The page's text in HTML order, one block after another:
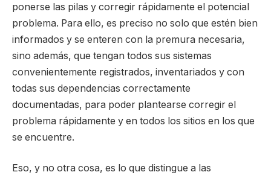
ponerse las pilas y corregir rápidamente el potencial
problema. Para ello, es preciso no solo que estén bien
informados y se enteren con la premura necesaria,
sino además, que tengan todos sus sistemas
convenientemente registrados, inventariados y con
todas sus dependencias correctamente
documentadas, para poder plantearse corregir el
problema rápidamente y en todos los sitios en los que
se encuentre.
Eso, y no otra cosa, es lo que distingue a las